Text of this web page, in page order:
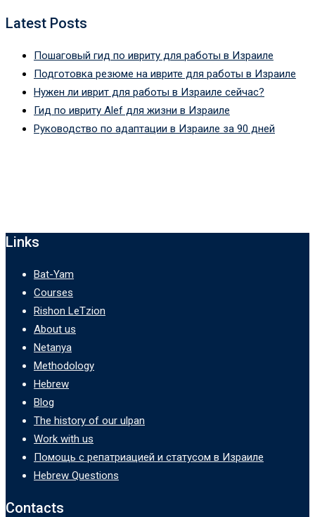
Latest Posts
Пошаговый гид по ивриту для работы в Израиле
Подготовка резюме на иврите для работы в Израиле
Нужен ли иврит для работы в Израиле сейчас?
Гид по ивриту Alef для жизни в Израиле
Руководство по адаптации в Израиле за 90 дней
Links
Bat-Yam
Courses
Rishon LeTzion
About us
Netanya
Methodology
Hebrew
Blog
The history of our ulpan
Work with us
Помощь с репатриацией и статусом в Израиле
Hebrew Questions
Contacts